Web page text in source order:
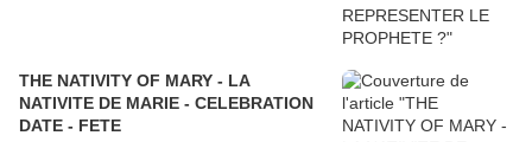
THE NATIVITY OF MARY - LA
NATIVITE DE MARIE - CELEBRATION
DATE - FETE